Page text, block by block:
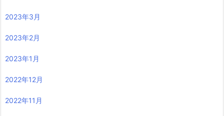
2023年3月
2023年2月
2023年1月
2022年12月
2022年11月